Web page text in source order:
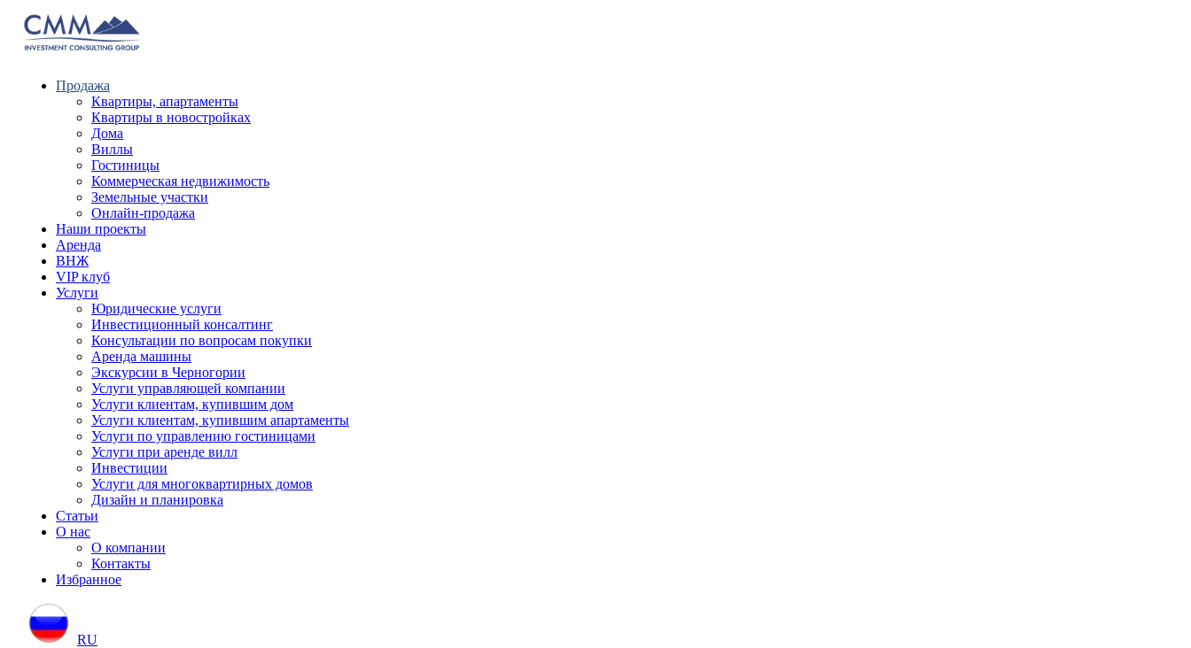
Продажа
Квартиры, апартаменты
Квартиры в новостройках
Дома
Виллы
Гостиницы
Коммерческая недвижимость
Земельные участки
Онлайн-продажа
Наши проекты
Аренда
ВНЖ
VIP клуб
Услуги
Юридические услуги
Инвестиционный консалтинг
Консультации по вопросам покупки
Аренда машины
Экскурсии в Черногории
Услуги управляющей компании
Услуги клиентам, купившим дом
Услуги клиентам, купившим апартаменты
Услуги по управлению гостиницами
Услуги при аренде вилл
Инвестиции
Услуги для многоквартирных домов
Дизайн и планировка
Статьи
О нас
О компании
Контакты
Избранное
RU